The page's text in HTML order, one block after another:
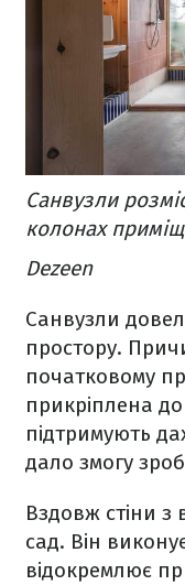
Санвузли
колонах
Dezeen
Санвузли
простору.
початковому
прикріплена
підтримують
дало змогу
Вздовж стіни з
сад. Він
відокремлює